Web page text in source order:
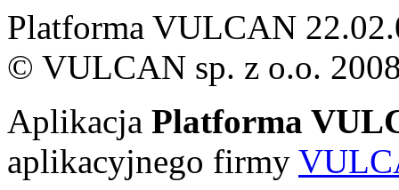
Platforma VULCAN
© VULCAN sp. z o.o.
Aplikacja Platforma
aplikacyjnego firmy